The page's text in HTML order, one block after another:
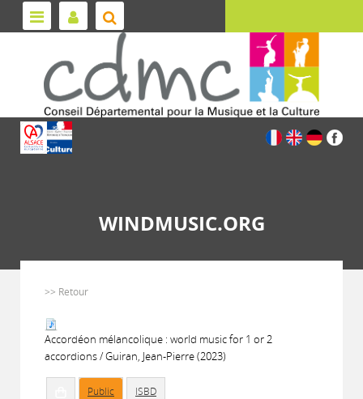
WINDMUSIC.ORG
>> Retour
Accordéon mélancolique : world music for 1 or 2
accordions / Guiran, Jean-Pierre (2023)
Public ISBD